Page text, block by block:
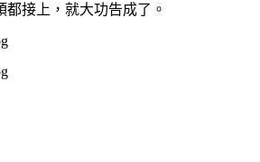
接上，就大功告成了。